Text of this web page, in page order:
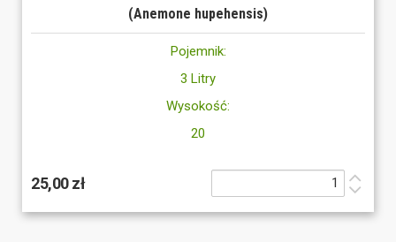
(Anemone hupehensis)
Pojemnik:
3 Litry
Wysokość:
20
25,00 zł